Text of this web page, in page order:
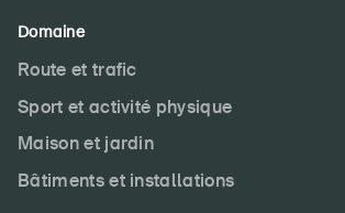
Domaine
Route et trafic
Sport et activité physique
Maison et jardin
Bâtiments et installations